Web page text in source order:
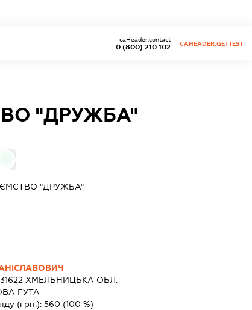
0 (800) 210 102
caHeader.contact
CAHEADER.GETTEST
"ДРУЖБА"
"ДРУЖБА"
ХМЕЛЬНИЦЬКА ОБЛ.
ГУТА
(грн.):560 (100 %)